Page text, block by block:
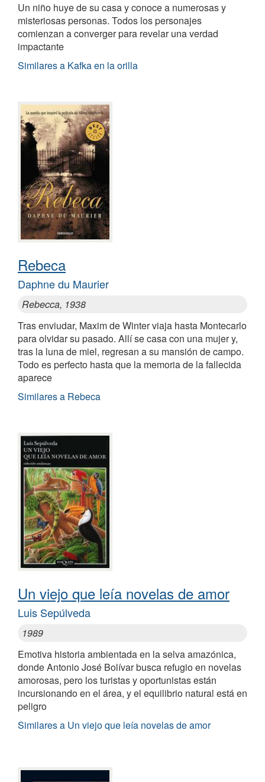
Un niño huye de su casa y conoce a numerosas y
misteriosas personas. Todos los personajes
comienzan a converger para revelar una verdad
impactante
Similares a Kafka en la orilla
Rebeca
Daphne du Maurier
Rebecca, 1938
Tras enviudar, Maxim de Winter viaja hasta Montecarlo
para olvidar su pasado. Allí se casa con una mujer y,
tras la luna de miel, regresan a su mansión de campo.
Todo es perfecto hasta que la memoria de la fallecida
aparece
Similares a Rebeca
Un viejo que leía novelas de amor
Luis Sepúlveda
1989
Emotiva historia ambientada en la selva amazónica,
donde Antonio José Bolívar busca refugio en novelas
amorosas, pero los turistas y oportunistas están
incursionando en el área, y el equilibrio natural está en
peligro
Similares a Un viejo que leía novelas de amor